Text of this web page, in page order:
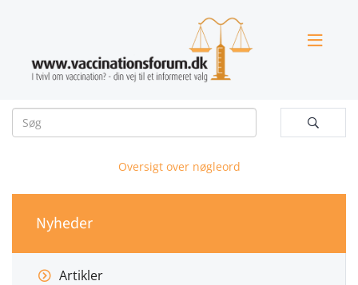


Oversigt over nøgleord
Nyheder
Artikler